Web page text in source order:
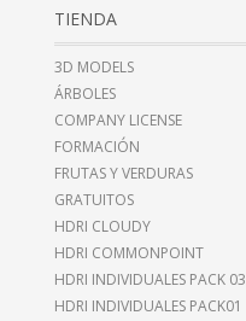
TIENDA
3D MODELS
ÁRBOLES
COMPANY LICENSE
FORMACIÓN
FRUTAS Y VERDURAS
GRATUITOS
HDRI CLOUDY
HDRI COMMONPOINT
HDRI INDIVIDUALES PACK 03
HDRI INDIVIDUALES PACK01